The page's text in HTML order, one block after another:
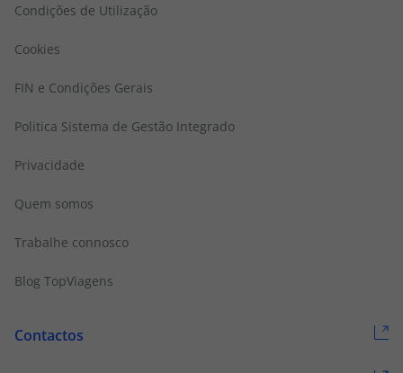
Condições de Utilização
Cookies
FIN e Condições Gerais
Politica Sistema de Gestão Integrado
Privacidade
Quem somos
Trabalhe connosco
Blog TopViagens
Contactos